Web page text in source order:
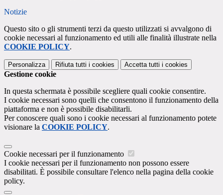
Notizie
Questo sito o gli strumenti terzi da questo utilizzati si avvalgono di
cookie necessari al funzionamento ed utili alle finalità illustrate nella
COOKIE POLICY.
Personalizza Rifiuta tutti i cookies Accetta tutti i cookies
Gestione cookie
In questa schermata è possibile scegliere quali cookie consentire.
I cookie necessari sono quelli che consentono il funzionamento della
piattaforma e non è possibile disabilitarli.
Per conoscere quali sono i cookie necessari al funzionamento potete
visionare la COOKIE POLICY.
Cookie necessari per il funzionamento
I cookie necessari per il funzionamento non possono essere
disabilitati. È possibile consultare l'elenco nella pagina della cookie
policy.